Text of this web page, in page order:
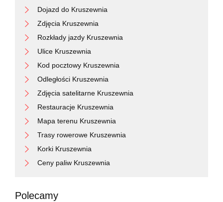
Dojazd do Kruszewnia
Zdjęcia Kruszewnia
Rozkłady jazdy Kruszewnia
Ulice Kruszewnia
Kod pocztowy Kruszewnia
Odległości Kruszewnia
Zdjęcia satelitarne Kruszewnia
Restauracje Kruszewnia
Mapa terenu Kruszewnia
Trasy rowerowe Kruszewnia
Korki Kruszewnia
Ceny paliw Kruszewnia
Polecamy